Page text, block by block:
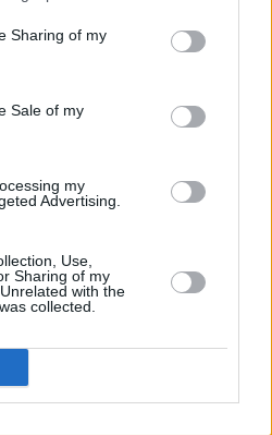
Sharing of my
Sale of my
my
Advertising.
Use,
Sharing of my
with the
collected.
starte med en kjempefin
happy!
deler nemlig ut en herlig
følgere, nemlig 6 bokser av
Happy Sprinkles
på sidene til Slikkepott.no
søndag
i trekningen.